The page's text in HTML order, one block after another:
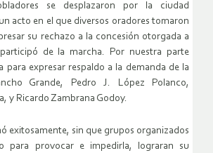
se desplazaron por la ciudad
acto en el que diversos oradores tomaron
su rechazo a la concesión otorgada a
de la marcha. Por nuestra parte
para expresar respaldo a la demanda de la
Grande, Pedro J. López Polanco,
y Ricardo Zambrana Godoy.
exitosamente, sin que grupos organizados
para provocar e impedirla, lograran su